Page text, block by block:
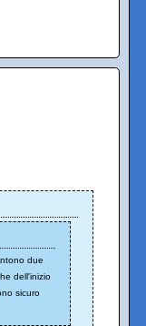
due
dell'inizio
sicuro